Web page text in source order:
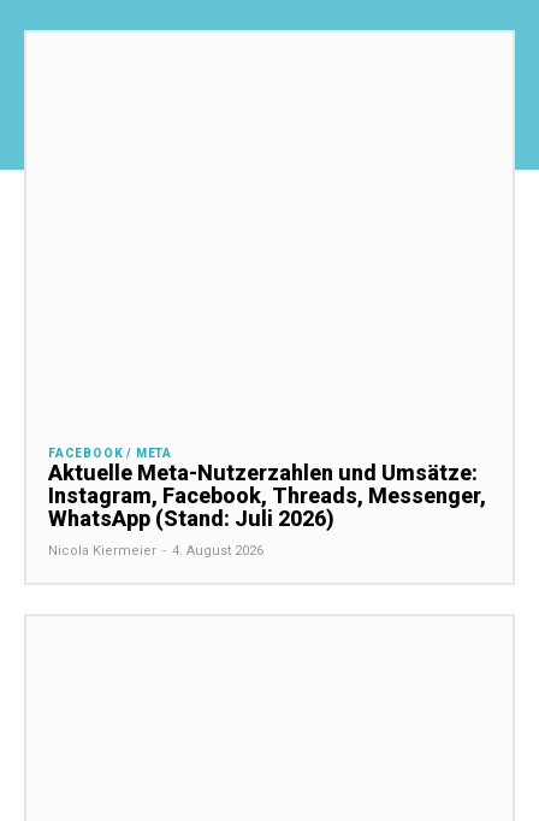
FACEBOOK / META
Aktuelle Meta-Nutzerzahlen und Umsätze:
Instagram, Facebook, Threads, Messenger,
WhatsApp (Stand: Juli 2026)
Nicola Kiermeier - 4. August 2026